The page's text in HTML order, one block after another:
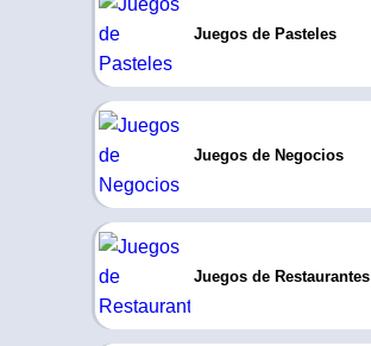
Juegos de Pasteles
Juegos de Negocios
Juegos de Restaurantes